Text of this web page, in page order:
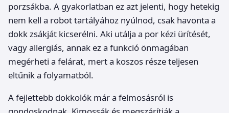
porzsákba. A gyakorlatban ez azt jelenti, hogy hetekig
nem kell a robot tartályához nyúlnod, csak havonta a
dokk zsákját kicserélni. Aki utálja a por kézi ürítését,
vagy allergiás, annak ez a funkció önmagában
megérheti a felárat, mert a koszos része teljesen
eltűnik a folyamatból.
A fejlettebb dokkolók már a felmosásról is